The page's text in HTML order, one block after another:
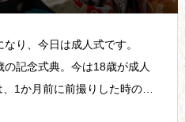
り、今日は成人式です。
の記念式典。今は18歳が成人
1か月前に前撮りした時のも
人が掲載を了承！）上の息